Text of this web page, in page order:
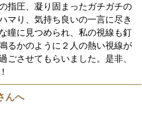
指圧、凝り固まったガチガチの
マり、気持ち良いの一言に尽き
瞳に見つめられ、私の視線も釘
るかのように２人の熱い視線が
ごさせてもらいました。是非、
んへ